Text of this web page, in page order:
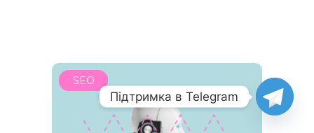
SEO
Підтримка в Telegram